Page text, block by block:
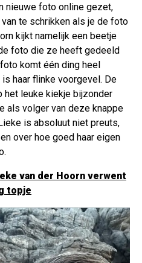
nieuwe foto online gezet,
te schrikken als je de foto
kijkt namelijk een beetje
foto die ze heeft gedeeld
komt één ding heel
haar flinke voorgevel. De
het leuke kiekje bijzonder
als volger van deze knappe
is absoluut niet preuts,
over hoe goed haar eigen
van der Hoorn verwent
topje